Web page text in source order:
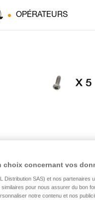
OPÉRATEURS
pour accessoire
choix concernant vos
Distribution SAS) et nos partenaires
similaires pour nous assurer du bon
notre contenu et nos